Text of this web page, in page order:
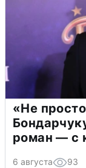
«Не
роман — с
6 августа 93